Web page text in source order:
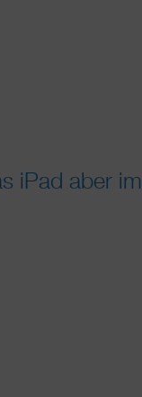
iPad aber im